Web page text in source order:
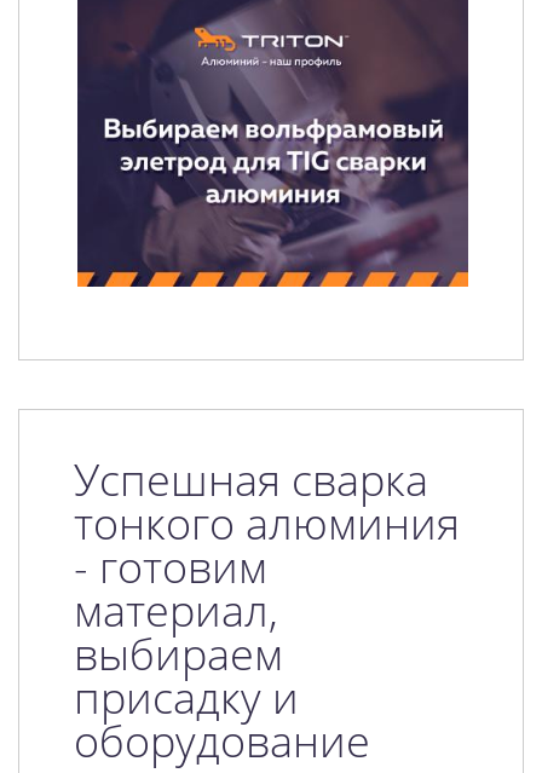
Успешная сварка
тонкого алюминия
- готовим
материал,
выбираем
присадку и
оборудование